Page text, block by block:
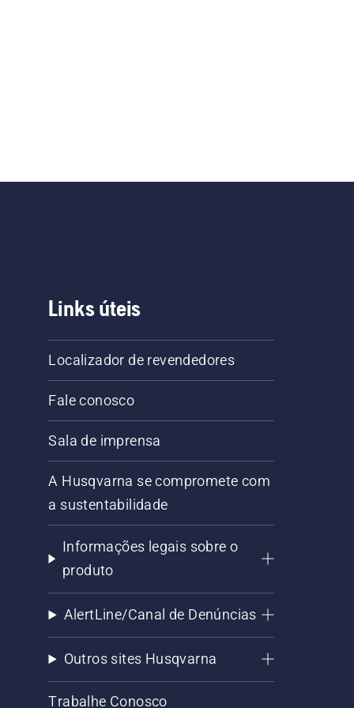
Links úteis
Localizador de revendedores
Fale conosco
Sala de imprensa
A Husqvarna se compromete com
a sustentabilidade
Informações legais sobre o
produto
AlertLine/Canal de Denúncias
Outros sites Husqvarna
Trabalhe Conosco